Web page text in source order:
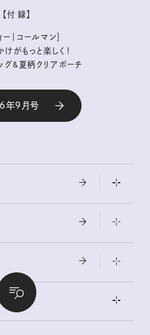
【付 録】
ー｜コールマン］
がもっと楽しく！
グ&夏柄クリアポーチ
年9月号
おしゃれなインテリア
2026春夏
ンニュース
ように心地いいリンネル旅ガイ